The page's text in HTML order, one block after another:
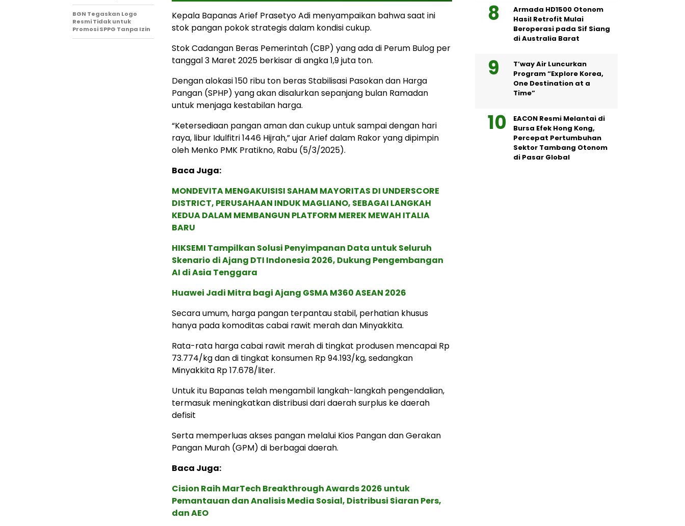
Kepala Bapanas Arief Prasetyo Adi menyampaikan bahwa saat ini
stok pangan pokok strategis dalam kondisi cukup.
Stok Cadangan Beras Pemerintah (CBP) yang ada di Perum Bulog per
tanggal 3 Maret 2025 berkisar di angka 1,9 juta ton.
Dengan alokasi 150 ribu ton beras Stabilisasi Pasokan dan Harga
Pangan (SPHP) yang akan disalurkan sepanjang bulan Ramadan
untuk menjaga kestabilan harga.
“Ketersediaan pangan aman dan cukup untuk sampai dengan hari
raya, libur Idulfitri 1446 Hijrah,” ujar Arief dalam Rakor yang dipimpin
oleh Menko PMK Pratikno, Rabu (5/3/2025).
Baca Juga:
MONDEVITA MENGAKUISISI SAHAM MAYORITAS DI UNDERSCORE
DISTRICT, PERUSAHAAN INDUK MAGLIANO, SEBAGAI LANGKAH
KEDUA DALAM MEMBANGUN PLATFORM MEREK MEWAH ITALIA
BARU
HIKSEMI Tampilkan Solusi Penyimpanan Data untuk Seluruh
Skenario di Ajang DTI Indonesia 2026, Dukung Pengembangan
AI di Asia Tenggara
Huawei Jadi Mitra bagi Ajang GSMA M360 ASEAN 2026
Secara umum, harga pangan terpantau stabil, perhatian khusus
hanya pada komoditas cabai rawit merah dan Minyakkita.
Rata-rata harga cabai rawit merah di tingkat produsen mencapai Rp
73.774/kg dan di tingkat konsumen Rp 94.193/kg, sedangkan
Minyakkita Rp 17.678/liter.
Untuk itu Bapanas telah mengambil langkah-langkah pengendalian,
termasuk meningkatkan distribusi dari daerah surplus ke daerah
defisit
Serta memperluas akses pangan melalui Kios Pangan dan Gerakan
Pangan Murah (GPM) di berbagai daerah.
Baca Juga:
Cision Raih MarTech Breakthrough Awards 2026 untuk
Pemantauan dan Analisis Media Sosial, Distribusi Siaran Pers,
dan AEO
BGN Tegaskan Logo
Resmi Tidak untuk
Promosi SPPG Tanpa Izin
Armada HD1500 Otonom
Hasil Retrofit Mulai
Beroperasi pada Sif Siang
di Australia Barat
T’way Air Luncurkan
Program “Explore Korea,
One Destination at a
Time”
EACON Resmi Melantai di
Bursa Efek Hong Kong,
Percepat Pertumbuhan
Sektor Tambang Otonom
di Pasar Global